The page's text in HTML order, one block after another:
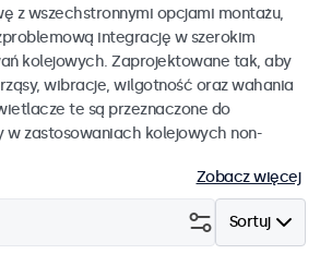
z wszechstronnymi opcjami montażu,
integrację w szerokim
kolejowych. Zaprojektowane tak, aby
wibracje, wilgotność oraz wahania
te są przeznaczone do
w zastosowaniach kolejowych non-
Zobacz więcej
Sortuj